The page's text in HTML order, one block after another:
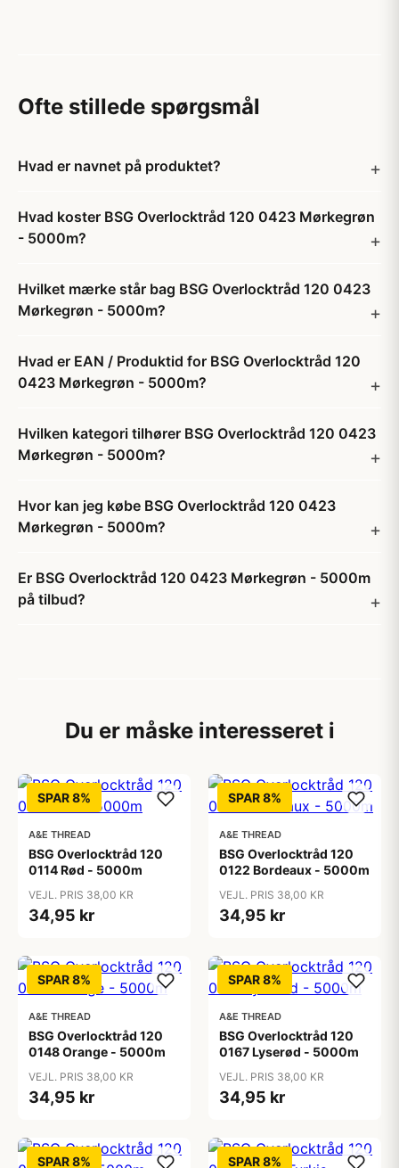
Ofte stillede spørgsmål
Hvad er navnet på produktet?
Hvad koster BSG Overlocktråd 120 0423 Mørkegrøn
- 5000m?
Hvilket mærke står bag BSG Overlocktråd 120 0423
Mørkegrøn - 5000m?
Hvad er EAN / Produktid for BSG Overlocktråd 120
0423 Mørkegrøn - 5000m?
Hvilken kategori tilhører BSG Overlocktråd 120 0423
Mørkegrøn - 5000m?
Hvor kan jeg købe BSG Overlocktråd 120 0423
Mørkegrøn - 5000m?
Er BSG Overlocktråd 120 0423 Mørkegrøn - 5000m
på tilbud?
Du er måske interesseret i
SPAR 8%
A&E THREAD
BSG Overlocktråd 120
0114 Rød - 5000m
VEJL. PRIS 38,00 KR
34,95 kr
SPAR 8%
A&E THREAD
BSG Overlocktråd 120
0122 Bordeaux - 5000m
VEJL. PRIS 38,00 KR
34,95 kr
SPAR 8%
A&E THREAD
BSG Overlocktråd 120
0148 Orange - 5000m
VEJL. PRIS 38,00 KR
34,95 kr
SPAR 8%
A&E THREAD
BSG Overlocktråd 120
0167 Lyserød - 5000m
VEJL. PRIS 38,00 KR
34,95 kr
SPAR 8% SPAR 8%